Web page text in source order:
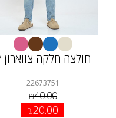
חולצה חלקה צווארון V
22673751
₪40.00
₪20.00